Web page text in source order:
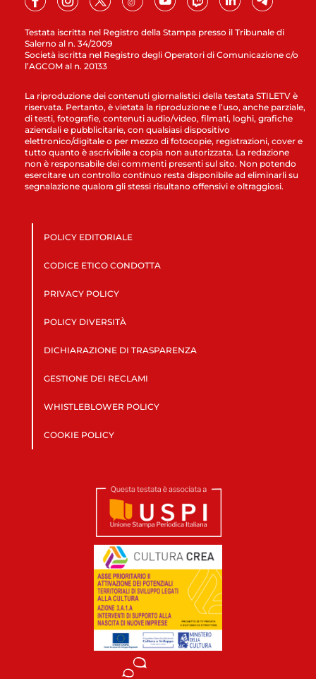
Testata iscritta nel Registro della Stampa presso il Tribunale di
Salerno al n. 34/2009
Società iscritta nel Registro degli Operatori di Comunicazione c/o
l’AGCOM al n. 20133
La riproduzione dei contenuti giornalistici della testata STILETV è
riservata. Pertanto, è vietata la riproduzione e l’uso, anche parziale,
di testi, fotografie, contenuti audio/video, filmati, loghi, grafiche
aziendali e pubblicitarie, con qualsiasi dispositivo
elettronico/digitale o per mezzo di fotocopie, registrazioni, cover e
tutto quanto è ascrivibile a copia non autorizzata. La redazione
non è responsabile dei commenti presenti sul sito. Non potendo
esercitare un controllo continuo resta disponibile ad eliminarli su
segnalazione qualora gli stessi risultano offensivi e oltraggiosi.
POLICY EDITORIALE
CODICE ETICO CONDOTTA
PRIVACY POLICY
POLICY DIVERSITÀ
DICHIARAZIONE DI TRASPARENZA
GESTIONE DEI RECLAMI
WHISTLEBLOWER POLICY
COOKIE POLICY